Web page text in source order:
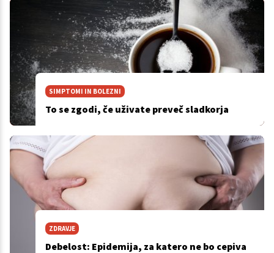
SIMPTOMI IN BOLEZNI
To se zgodi, če uživate preveč sladkorja
ZDRAVJE
Debelost: Epidemija, za katero ne bo cepiva